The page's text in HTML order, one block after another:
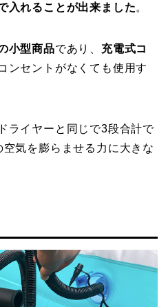
入れることが出来ました。
小型商品であり、 充電式コ
ンセントがなくても使用す
ライヤーと同じで3段合計で
気を膨らませる力に大きな